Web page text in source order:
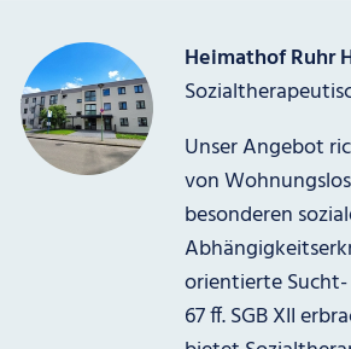
Heimathof Ruhr
Unser Angebot
von
besonderen
orientierte
67 ff. SGB XII